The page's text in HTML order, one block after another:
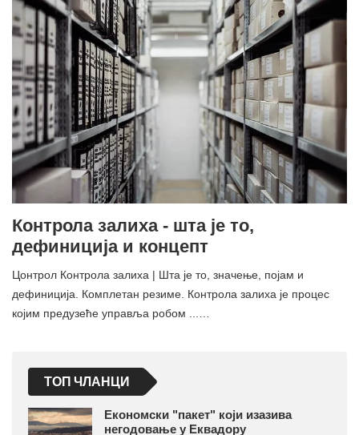
Контрола залиха - шта је то,
дефиниција и концепт
Цонтрол Контрола залиха | Шта је то, значење, појам и
дефиниција. Комплетан резиме. Контрола залиха је процес
којим предузеће управља робом ...…
ТОП ЧЛАНЦИ
Економски "пакет" који изазива
негодовање у Еквадору